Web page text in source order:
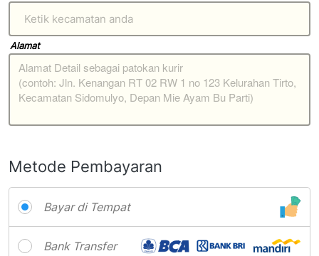
Ketik kecamatan anda
Alamat
Metode Pembayaran
Bayar di Tempat
Bank Transfer